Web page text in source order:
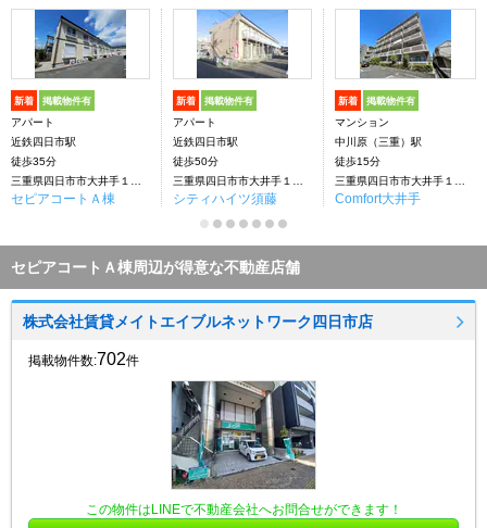
新着 掲載物件有
アパート
近鉄四日市駅
徒歩35分
セピアコートＡ棟
新着 掲載物件有
アパート
近鉄四日市駅
徒歩50分
シティハイツ須藤
新着 掲載物件有
マンション
中川原（三重）駅
徒歩15分
Comfort大井手
セピアコートＡ棟周辺が得意な不動産店舗
株式会社賃貸メイトエイブルネットワーク四日市店
掲載物件数:702件
この物件はLINEで不動産会社へお問合せができます！